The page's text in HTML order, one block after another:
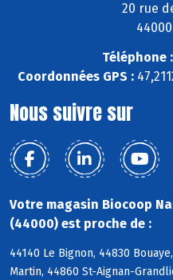
20 rue
Téléphone :
Coordonnées GPS :
Nous suivre sur
Votre magasin Biocoop
(44000) est proche de :
44140 Le Bignon, 44830
Martin, 44860 St-Aignan-